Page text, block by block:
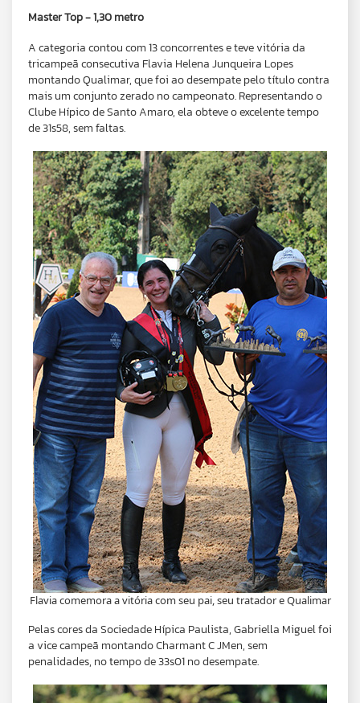
Master Top - 1,30 metro
A categoria contou com 13 concorrentes e teve vitória da
tricampeã consecutiva Flavia Helena Junqueira Lopes
montando Qualimar, que foi ao desempate pelo título contra
mais um conjunto zerado no campeonato. Representando o
Clube Hípico de Santo Amaro, ela obteve o excelente tempo
de 31s58, sem faltas.
Flavia comemora a vitória com seu pai, seu tratador e Qualimar
Pelas cores da Sociedade Hípica Paulista, Gabriella Miguel foi
a vice campeã montando Charmant C JMen, sem
penalidades, no tempo de 33s01 no desempate.